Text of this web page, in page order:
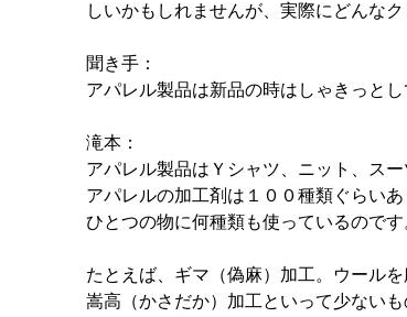
しいかもしれませんが、実際にどんな
聞き手：
アパレル製品は新品の時はしゃきっと
滝本：
アパレル製品はＹシャツ、ニット、ス
アパレルの加工剤は１００種類ぐらいあ
ひとつの物に何種類も使っているので
たとえば、ギマ（偽麻）加工。ウール
嵩高（かさだか）加工といって少ない